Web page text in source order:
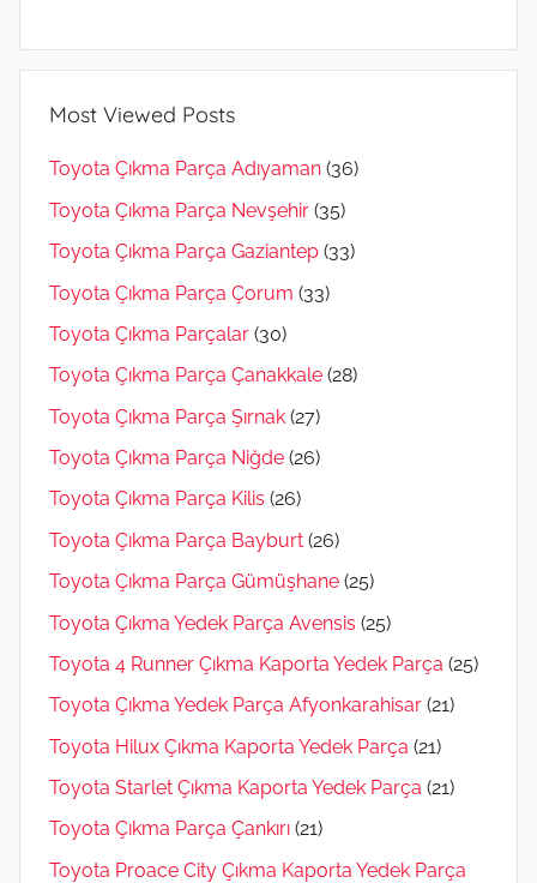
Most Viewed Posts
Toyota Çıkma Parça Adıyaman (36)
Toyota Çıkma Parça Nevşehir (35)
Toyota Çıkma Parça Gaziantep (33)
Toyota Çıkma Parça Çorum (33)
Toyota Çıkma Parçalar (30)
Toyota Çıkma Parça Çanakkale (28)
Toyota Çıkma Parça Şırnak (27)
Toyota Çıkma Parça Niğde (26)
Toyota Çıkma Parça Kilis (26)
Toyota Çıkma Parça Bayburt (26)
Toyota Çıkma Parça Gümüşhane (25)
Toyota Çıkma Yedek Parça Avensis (25)
Toyota 4 Runner Çıkma Kaporta Yedek Parça (25)
Toyota Çıkma Yedek Parça Afyonkarahisar (21)
Toyota Hilux Çıkma Kaporta Yedek Parça (21)
Toyota Starlet Çıkma Kaporta Yedek Parça (21)
Toyota Çıkma Parça Çankırı (21)
Toyota Proace City Çıkma Kaporta Yedek Parça